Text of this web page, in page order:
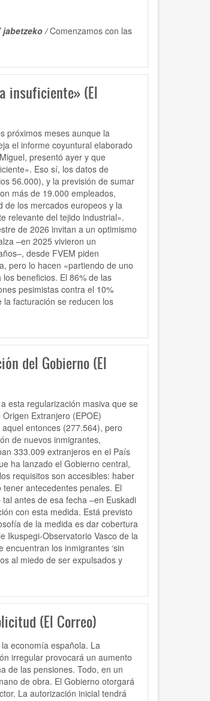
jabetzeko /Comenzamos con las
insuficiente» (El
próximos meses aunque la
el informe coyuntural elaborado
presentó ayer y que
Eso sí, los datos de
56.000), y la previsión de sumar
más de 19.000 empleados,
de los mercados europeos y la
relevante del tejido industrial».
de 2026 invitan a un optimismo
–en 2025 vivieron un
desde FVEM piden
pero lo hacen «partiendo de uno
beneficios. El 86% de las
pesimistas contra el 10%
facturación se reducen los
del Gobierno (El
esta regularización masiva que se
Extranjero (EPOE)
entonces (277.564), pero
de nuevos inmigrantes,
333.009 extranjeros en el País
ha lanzado el Gobierno central,
requisitos son accesibles: haber
antecedentes penales. El
antes de esa fecha –en Euskadi
con esta medida. Está previsto
de la medida es dar cobertura
Ikuspegi-Observatorio Vasco de la
los inmigrantes ‘sin
al miedo de ser expulsados y
(El Correo)
economía española. La
irregular provocará un aumento
de las pensiones. Todo, en un
de obra. El Gobierno otorgará
La autorización inicial tendrá